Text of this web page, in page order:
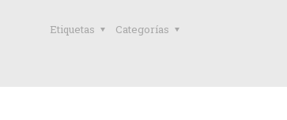
Categorías
Etiquetas